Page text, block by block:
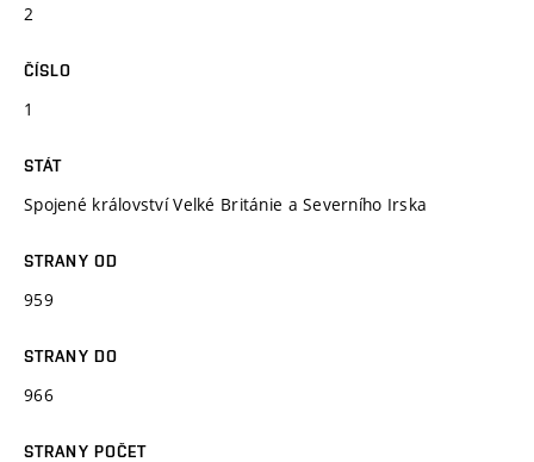
2
ČÍSLO
1
STÁT
Spojené království Velké Británie a Severního Irska
STRANY OD
959
STRANY DO
966
STRANY POČET